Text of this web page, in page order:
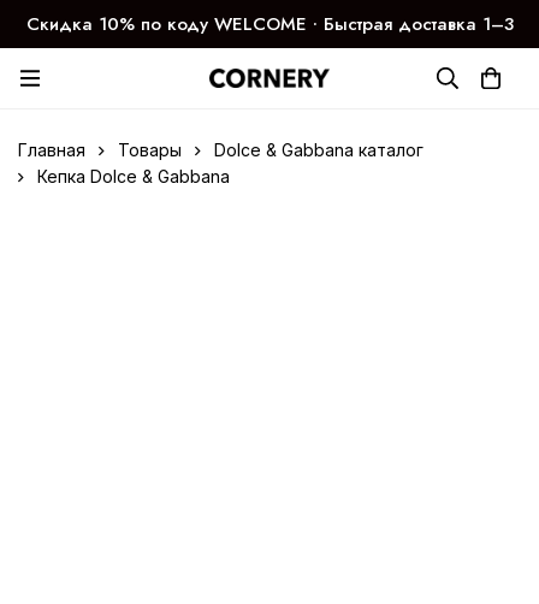
Скидка 10% по коду WELCOME ∙ Быстрая доставка 1–3
дня
Главная Товары
Dolce & Gabbana каталог
Кепка Dolce & Gabbana